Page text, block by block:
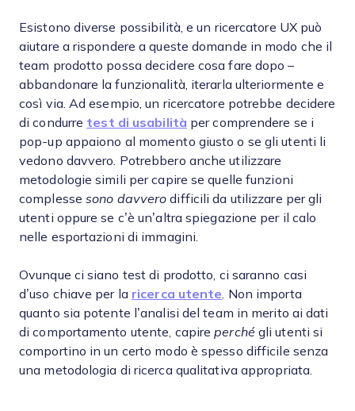
Esistono diverse possibilità, e un ricercatore UX può
aiutare a rispondere a queste domande in modo che il
team prodotto possa decidere cosa fare dopo –
abbandonare la funzionalità, iterarla ulteriormente e
così via. Ad esempio, un ricercatore potrebbe decidere
di condurre test di usabilità per comprendere se i
pop-up appaiono al momento giusto o se gli utenti li
vedono davvero. Potrebbero anche utilizzare
metodologie simili per capire se quelle funzioni
complesse sono davvero difficili da utilizzare per gli
utenti oppure se c’è un’altra spiegazione per il calo
nelle esportazioni di immagini.
Ovunque ci siano test di prodotto, ci saranno casi
d’uso chiave per la ricerca utente . Non importa
quanto sia potente l’analisi del team in merito ai dati
di comportamento utente, capireperchégli utenti si
comportino in un certo modo è spesso difficile senza
una metodologia di ricerca qualitativa appropriata.